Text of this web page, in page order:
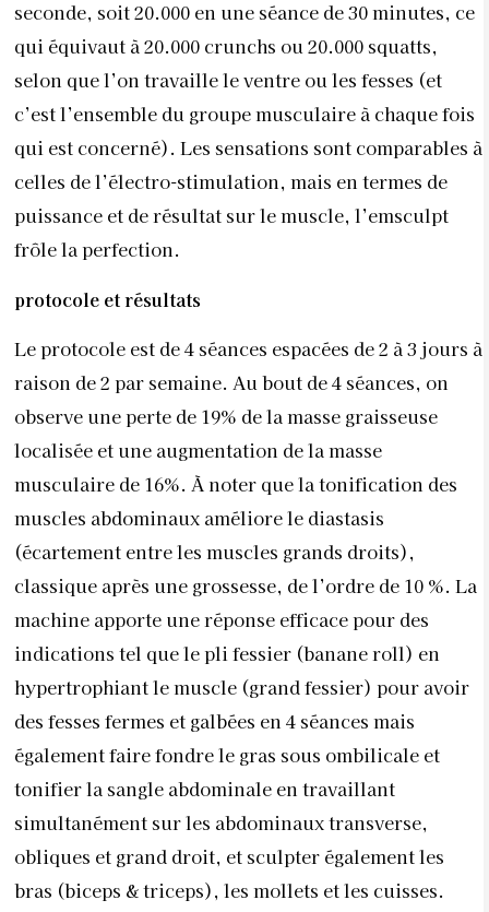
protocole et résultats
Le protocole est de 4 séances espacées de 2 à 3 jours à
raison de 2 par semaine. Au bout de 4 séances, on
observe une perte de 19% de la masse graisseuse
localisée et une augmentation de la masse
musculaire de 16%. À noter que la tonification des
muscles abdominaux améliore le diastasis
(écartement entre les muscles grands droits),
classique après une grossesse, de l’ordre de 10 %. La
indications tel que le pli fessier (banane roll) en
hypertrophiant le muscle (grand fessier) pour avoir
des fesses fermes et galbées en 4 séances mais
également faire fondre le gras sous ombilicale et
tonifier la sangle abdominale en travaillant
simultanément sur les abdominaux transverse,
obliques et grand droit, et sculpter également les
bras (biceps & triceps), les mollets et les cuisses.
Indications
Les 5 indications d’Emsculpt sont : L’abdomen et les
fesses, les bras (biceps & triceps), les mollets et les
cuisses,
Le + :
Cet appareil permet de réaliser un travail
musculaire unique en son genre. On se sent
tonifié
dès la première séance.